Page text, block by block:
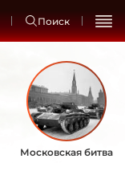
Поиск
Московская битва